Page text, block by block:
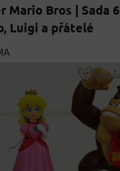
Mario Bros | Sada 6
Luigi a přátelé